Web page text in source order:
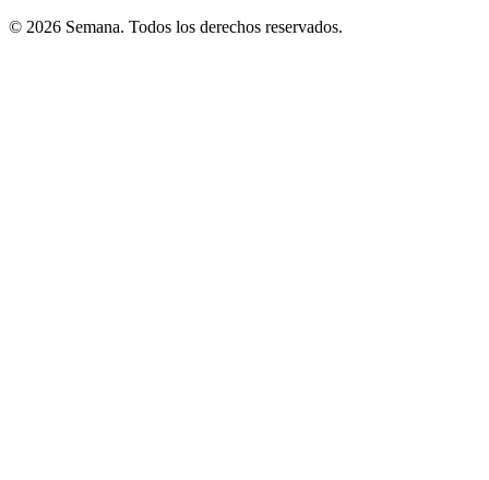
© 2026 Semana. Todos los derechos reservados.